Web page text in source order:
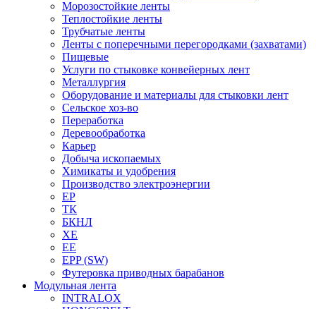
Морозостойкие ленты
Теплостойкие ленты
Трубчатые ленты
Ленты с поперечными перегородками (захватами)
Пищевые
Услуги по стыковке конвейерных лент
Металлургия
Оборудование и материалы для стыковки лент
Сельское хоз-во
Переработка
Деревообработка
Карьер
Добыча ископаемых
Химикаты и удобрения
Производство электроэнергии
EP
ТК
БКНЛ
XE
EE
EPP (SW)
Футеровка приводных барабанов
Модульная лента
INTRALOX